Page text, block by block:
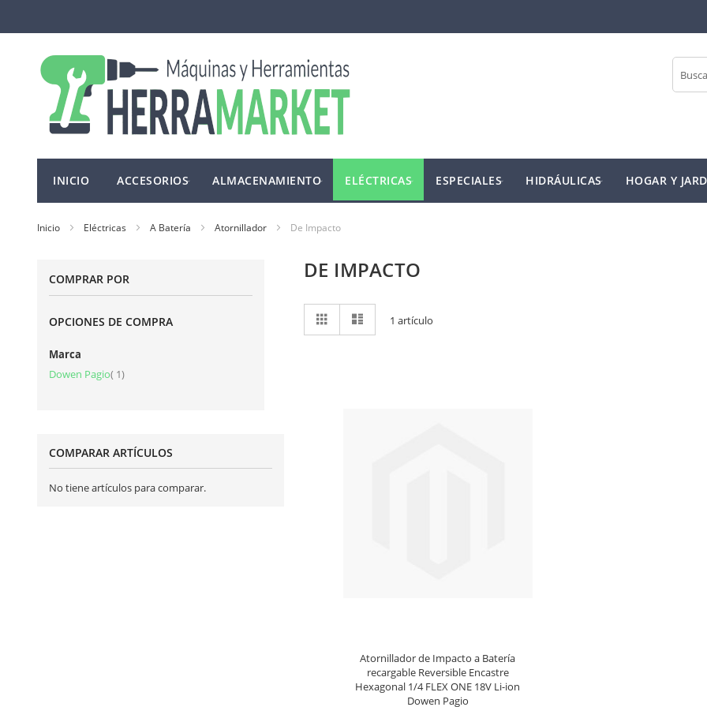
al
Buscar
INICIO ACCESORIOS ALMACENAMIENTO ELÉCTRICAS ESPECIALES HIDRÁULICAS HOGAR Y
Inicio Eléctricas A Batería Atornillador De Impacto
DE IMPACTO
como
Cuadrícula 1 artículo
Atornillador de Impacto a Batería
recargable Reversible Encastre
Hexagonal 1/4 FLEX ONE 18V Li-ion
Dowen Pagio
COMPRAR POR
OPCIONES DE COMPRA
Marca
Dowen Pagio 1artículo
COMPARAR ARTÍCULOS
No tiene artículos para comparar.